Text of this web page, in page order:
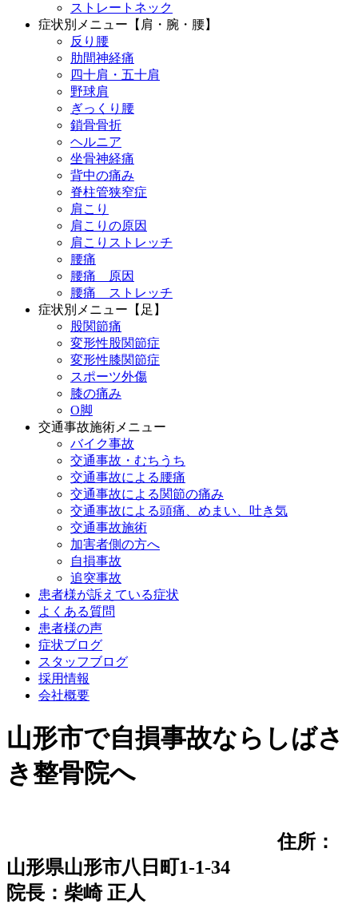
ストレートネック
症状別メニュー【肩・腕・腰】
反り腰
肋間神経痛
四十肩・五十肩
野球肩
ぎっくり腰
鎖骨骨折
ヘルニア
坐骨神経痛
背中の痛み
脊柱管狭窄症
肩こり
肩こりの原因
肩こりストレッチ
腰痛
腰痛 原因
腰痛 ストレッチ
症状別メニュー【足】
股関節痛
変形性股関節症
変形性膝関節症
スポーツ外傷
膝の痛み
O脚
交通事故施術メニュー
バイク事故
交通事故・むちうち
交通事故による腰痛
交通事故による関節の痛み
交通事故による頭痛、めまい、吐き気
交通事故施術
加害者側の方へ
自損事故
追突事故
患者様が訴えている症状
よくある質問
患者様の声
症状ブログ
スタッフブログ
採用情報
会社概要
山形市で自損事故ならしばさ
き整骨院へ
住所：
山形県山形市八日町1-1-34
院長：柴崎 正人